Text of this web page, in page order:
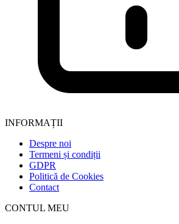
INFORMAȚII
Despre noi
Termeni și condiții
GDPR
Politică de Cookies
Contact
CONTUL MEU